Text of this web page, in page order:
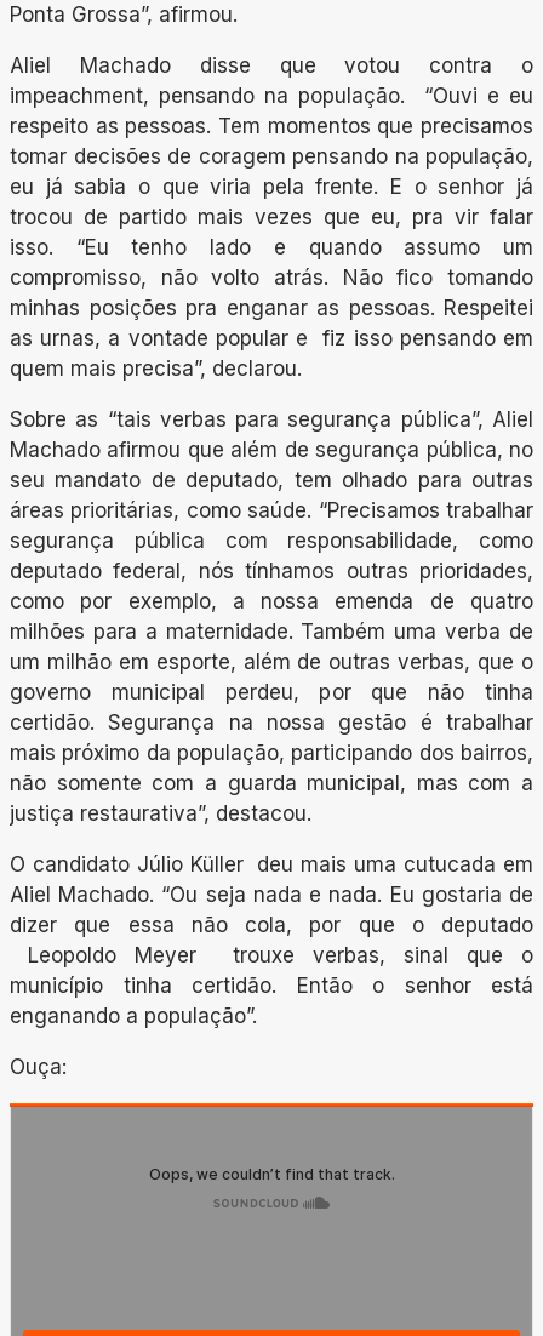
Ponta Grossa”, afirmou.
Aliel Machado disse que votou contra o
impeachment, pensando na população. “Ouvi e eu
respeito as pessoas. Tem momentos que precisamos
tomar decisões de coragem pensando na população,
eu já sabia o que viria pela frente. E o senhor já
trocou de partido mais vezes que eu, pra vir falar
isso. “Eu tenho lado e quando assumo um
compromisso, não volto atrás. Não fico tomando
minhas posições pra enganar as pessoas. Respeitei
as urnas, a vontade popular e fiz isso pensando em
quem mais precisa”, declarou.
Sobre as “tais verbas para segurança pública”, Aliel
Machado afirmou que além de segurança pública, no
seu mandato de deputado, tem olhado para outras
áreas prioritárias, como saúde. “Precisamos trabalhar
segurança pública com responsabilidade, como
deputado federal, nós tínhamos outras prioridades,
como por exemplo, a nossa emenda de quatro
milhões para a maternidade. Também uma verba de
um milhão em esporte, além de outras verbas, que o
governo municipal perdeu, por que não tinha
certidão. Segurança na nossa gestão é trabalhar
mais próximo da população, participando dos bairros,
não somente com a guarda municipal, mas com a
justiça restaurativa”, destacou.
O candidato Júlio Küller deu mais uma cutucada em
Aliel Machado. “Ou seja nada e nada. Eu gostaria de
dizer que essa não cola, por que o deputado
Leopoldo Meyer trouxe verbas, sinal que o
município tinha certidão. Então o senhor está
enganando a população”.
Ouça: